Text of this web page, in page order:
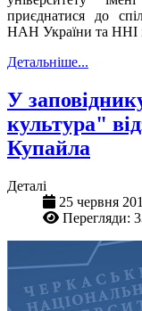
приєднатися до
НАН України та ННІ
Детальніше...
У
культура"
Купайла
Деталі
25 червня
Перегляди: